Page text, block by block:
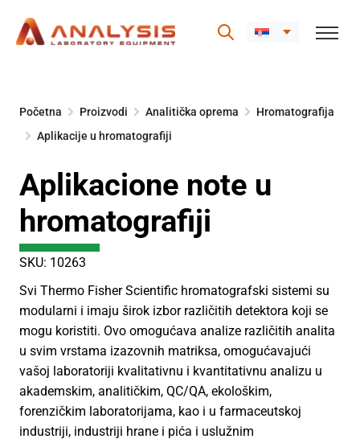
content
Početna Proizvodi Analitička oprema
Hromatografija
Aplikacije u hromatografiji
Aplikacione note u
hromatografiji
SKU: 10263
Svi Thermo Fisher Scientific hromatografski sistemi su
modularni i imaju širok izbor različitih detektora koji se
mogu koristiti. Ovo omogućava analize različitih analita
u svim vrstama izazovnih matriksa, omogućavajući
vašoj laboratoriji kvalitativnu i kvantitativnu analizu u
akademskim, analitičkim, QC/QA, ekološkim,
forenzičkim laboratorijama, kao i u farmaceutskoj
industriji, industriji hrane i pića i uslužnim